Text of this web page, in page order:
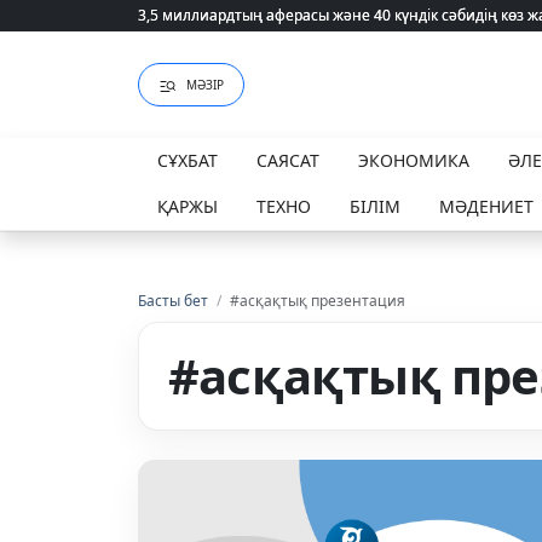
3,5 миллиардтың аферасы және 40 күндік сәбидің
3,5 миллиардтың аферасы және 40 күндік сәбидің
МӘЗІР
СҰХБАТ САЯСАТ ЭКОНОМИКА
ҚАРЖЫ
ТЕХНО БІЛІМ МӘДЕНИЕТ
Басты бет / #асқақтық презентация
#асқақтық